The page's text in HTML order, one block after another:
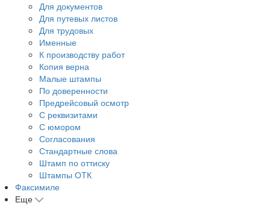
Для документов
Для путевых листов
Для трудовых
Именные
К производству работ
Копия верна
Малые штампы
По доверенности
Предрейсовый осмотр
С реквизитами
С юмором
Согласования
Стандартные слова
Штамп по оттиску
Штампы ОТК
Факсимиле
Еще